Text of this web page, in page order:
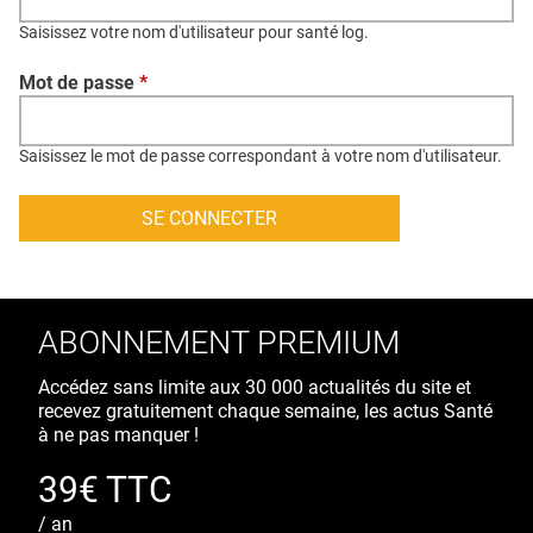
CONTACT
CRÉDITS
Saisissez votre nom d'utilisateur pour santé log.
Mot de passe *
Saisissez le mot de passe correspondant à votre nom d'utilisateur.
ABONNEMENT PREMIUM
Accédez sans limite aux 30 000 actualités du site et
recevez gratuitement chaque semaine, les actus Santé
à ne pas manquer !
39€ TTC
/ an